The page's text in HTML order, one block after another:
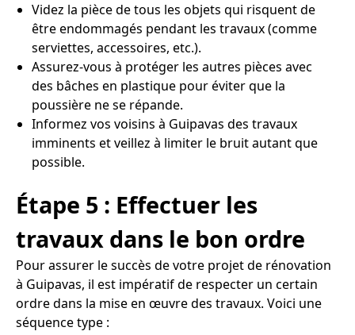
Videz la pièce de tous les objets qui risquent de
être endommagés pendant les travaux (comme
serviettes, accessoires, etc.).
Assurez-vous à protéger les autres pièces avec
des bâches en plastique pour éviter que la
poussière ne se répande.
Informez vos voisins à Guipavas des travaux
imminents et veillez à limiter le bruit autant que
possible.
Étape 5 : Effectuer les
travaux dans le bon ordre
Pour assurer le succès de votre projet de rénovation
à Guipavas, il est impératif de respecter un certain
ordre dans la mise en œuvre des travaux. Voici une
séquence type :